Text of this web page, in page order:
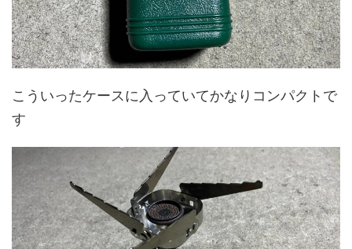
こういったケースに入っていてかなりコンパクトで
す